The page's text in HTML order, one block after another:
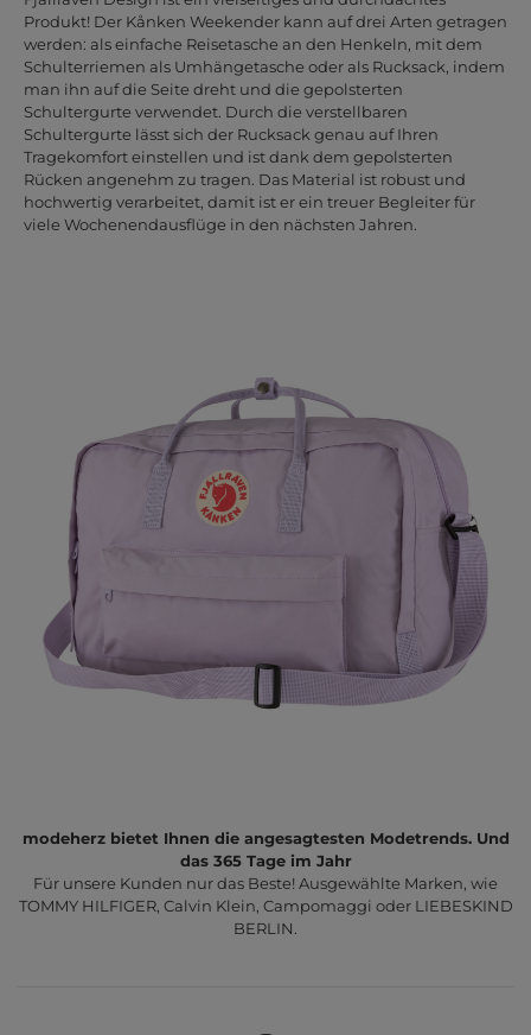
Produkt! Der Kånken Weekender kann auf drei Arten getragen
werden: als einfache Reisetasche an den Henkeln, mit dem
Schulterriemen als Umhängetasche oder als Rucksack, indem
man ihn auf die Seite dreht und die gepolsterten
Schultergurte verwendet. Durch die verstellbaren
Schultergurte lässt sich der Rucksack genau auf Ihren
Tragekomfort einstellen und ist dank dem gepolsterten
Rücken angenehm zu tragen. Das Material ist robust und
hochwertig verarbeitet, damit ist er ein treuer Begleiter für
viele Wochenendausflüge in den nächsten Jahren.
modeherz bietet Ihnen die angesagtesten Modetrends. Und
das 365 Tage im Jahr
Für unsere Kunden nur das Beste! Ausgewählte Marken, wie
TOMMY HILFIGER, Calvin Klein, Campomaggi oder LIEBESKIND
BERLIN.